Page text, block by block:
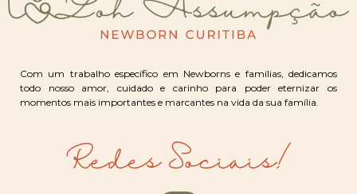
Com um trabalho específico em Newborns e famílias, dedicamos
todo nosso amor, cuidado e carinho para poder eternizar os
momentos mais importantes e marcantes na vida da sua família.
Redes Sociais!